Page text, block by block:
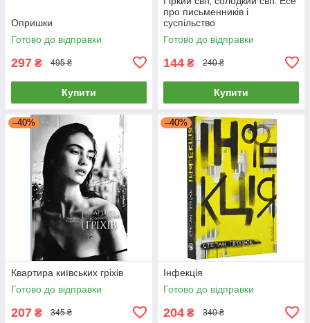
Опришки
Готово до відправки
297 ₴ 495 ₴
Купити
про письменників і
суспільство
Готово до відправки
144 ₴ 240 ₴
Купити
–40%
Квартира київських гріхів
Готово до відправки
207 ₴ 345 ₴
–40%
Інфекція
Готово до відправки
204 ₴ 340 ₴